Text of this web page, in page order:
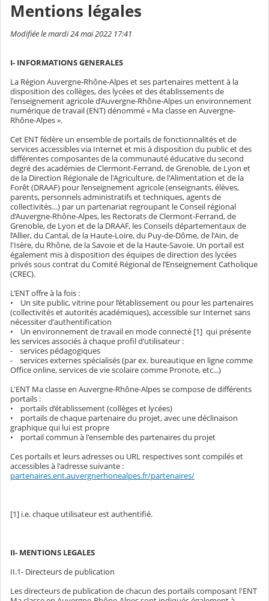
Mentions légales
Modifiée le mardi 24 mai 2022 17:41
I- INFORMATIONS GENERALES
La Région Auvergne-Rhône-Alpes et ses partenaires mettent à la
disposition des collèges, des lycées et des établissements de
l'enseignement agricole d’Auvergne-Rhône-Alpes un environnement
numérique de travail (ENT) dénommé « Ma classe en Auvergne-
Rhône-Alpes ».
Cet ENT fédère un ensemble de portails de fonctionnalités et de
services accessibles via Internet et mis à disposition du public et des
différentes composantes de la communauté éducative du second
degré des académies de Clermont-Ferrand, de Grenoble, de Lyon et
de la Direction Régionale de l'Agriculture, de l'Alimentation et de la
Forêt (DRAAF) pour l’enseignement agricole (enseignants, élèves,
parents, personnels administratifs et techniques, agents de
collectivités…) par un partenariat regroupant le Conseil régional
d’Auvergne-Rhône-Alpes, les Rectorats de Clermont-Ferrand, de
Grenoble, de Lyon et de la DRAAF, les Conseils départementaux de
l’Allier, du Cantal, de la Haute-Loire, du Puy-de-Dôme, de l'Ain, de
l'Isère, du Rhône, de la Savoie et de la Haute-Savoie. Un portail est
également mis à disposition des équipes de direction des lycées
privés sous contrat du Comité Régional de l’Enseignement Catholique
(CREC).
L’ENT offre à la fois :
• Un site public, vitrine pour l’établissement ou pour les partenaires
(collectivités et autorités académiques), accessible sur Internet sans
nécessiter d'authentification
• Un environnement de travail en mode connecté [1] qui présente
les services associés à chaque profil d’utilisateur :
- services pédagogiques
- services externes spécialisés (par ex. bureautique en ligne comme
Office online, services de vie scolaire comme Pronote, etc...)
L'ENT Ma classe en Auvergne-Rhône-Alpes se compose de différents
portails :
• portails d’établissement (collèges et lycées)
• portails de chaque partenaire du projet, avec une déclinaison
graphique qui lui est propre
• portail commun à l'ensemble des partenaires du projet
Ces portails et leurs adresses ou URL respectives sont compilés et
accessibles à l'adresse suivante :
partenaires.ent.auvergnerhonealpes.fr/partenaires/
[1] i.e. chaque utilisateur est authentifié.
II- MENTIONS LEGALES
II.1- Directeurs de publication
Les directeurs de publication de chacun des portails composant l'ENT